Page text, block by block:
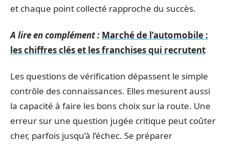
et chaque point collecté rapproche du succès.
A lire en complément : Marché de l’automobile :
les chiffres clés et les franchises qui recrutent
Les questions de vérification dépassent le simple
contrôle des connaissances. Elles mesurent aussi
la capacité à faire les bons choix sur la route. Une
erreur sur une question jugée critique peut coûter
cher, parfois jusqu’à l’échec. Se préparer